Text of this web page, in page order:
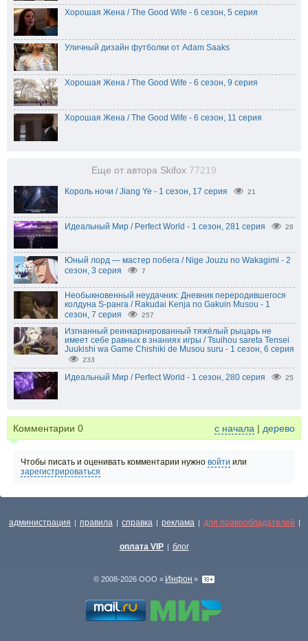
Хорошая Жена / The Good Wife - 6 сезон, 5 серия
Уличный дизайн футболки от Adam Saaks
Хорошая Жена / The Good Wife - 6 сезон, 9 серия
Хорошая Жена / The Good Wife - 6 сезон, 11 серия
Еще от автора Skifox 77219
Король ночи / Jiang Ye - 1 сезон, 17 серия 21
Идеальный Мир / Perfect World - 1 сезон, 281 серия 28
Юный лорд — мастер побега / Nige Jouzu no Wakagimi - 2
сезон, 3 серия
7
Необыкновенный неудачник: Дневник переродившегося
колдуна S-ранга / Rakudai Kenja no Gakuin Musou - 1
сезон, 7 серия
257
Изгнанный реинкарнированный тяжёлый рыцарь не
имеет себе равных в знаниях игры / Tsuihou sareta Tensei
Juukishi wa Game Chishiki de Musou suru - 1 сезон, 6 серия
233
Идеальный Мир / Perfect World - 1 сезон, 280 серия 25
Комментарии 0 с начала | дерево
Чтобы писать и оценивать комментарии нужно войти или
зарегистрироваться
администрация | правила | справка | реклама | для правообладателей |
оплата VIP | блог
© 2008-2026 ООО « Инфон »